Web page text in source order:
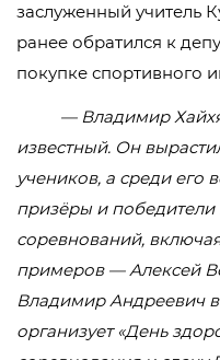
заслуженный учитель
ранее обратился к
покупке спортивного
— Владимир
известный. Он
учеников, а среди его
призёры и
соревнований,
примеров — Алексей
Владимир Андреевич
организует «День